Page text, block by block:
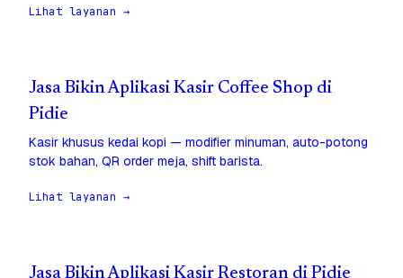
Lihat layanan →
Jasa Bikin Aplikasi Kasir Coffee Shop di
Pidie
Kasir khusus kedai kopi — modifier minuman, auto-potong
stok bahan, QR order meja, shift barista.
Lihat layanan →
Jasa Bikin Aplikasi Kasir Restoran di Pidie